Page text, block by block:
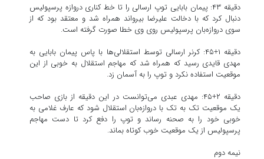
دقیقه ۴۳: پیمان بابایی توپ ارسالی را تا خط کناری دروازه پرسپولیس
دنبال کرد که با دخالت علیرضا بیرواند همراه شد و معتقد بود که از
سوی دروازه‌بان پرسپولیس روی وی خطا صورت گرفته است.
دقیقه ۱+۴۵: کرنر ارسالی توسط استقلالی‌ها با پاس پیمان بابایی به
مهدی قایدی رسید که همراه شد که مهاجم استقلال به خوبی از این
موقعیت استفاده نکرد و توپ را به آسمان زد.
دقیقه ۲+۴۵: مهدی عبدی می‌توانست در این دقیقه از بازی صاحب
یک موقعیت تک به تک با دروازه‌بان استقلال شود که عارف غلامی به
خوبی خود را به صحنه رساند و توپ را دفع کرد تا دست مهاجم
پرسپولیس از یک موقعیت خوب کوتاه بماند.
نیمه دوم